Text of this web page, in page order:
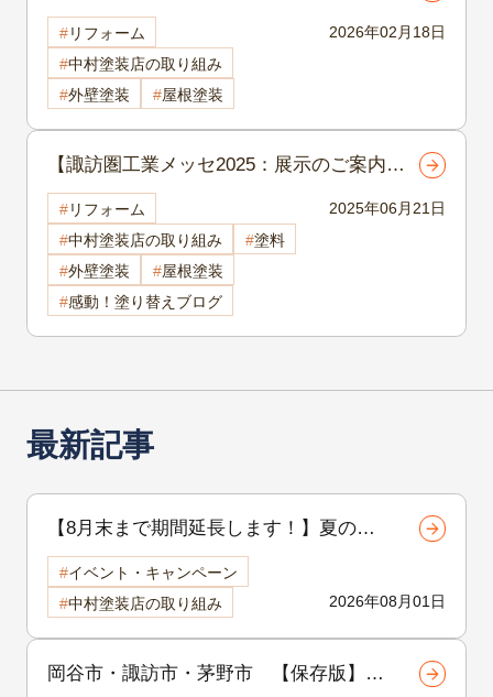
最新記事
【8月末まで期間延長します！】夏の地
域感謝祭開催中！外壁・屋根リフォーム
をご検討中の方へ
2026年08月01日
イベント・キャンペーン
中村塗装店の取り組み
岡谷市・諏訪市・茅野市 【保存版】外
2026年02月18日
は？素材ごとの注意点を写真付きで解説
諏訪市外壁塗装
リフォーム
中村塗装店の取り組み
外壁塗装
屋根塗装
2025年06月21日
【諏訪圏工業メッセ2025：展示のご案内】
遮熱材「サーモバリア スカイ工法」――
法人・戸建ての両方に対応！岡谷市の屋
根・外壁塗装は中村塗装店へ
リフォーム
中村塗装店の取り組み
塗料
外壁塗装
屋根塗装
感動！塗り替えブログ